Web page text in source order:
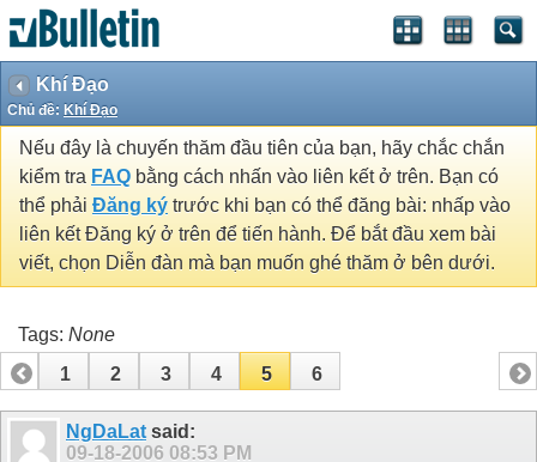
Khí Đạo
Chủ đề: Khí Đạo
Nếu đây là chuyến thăm đầu tiên của bạn, hãy chắc chắn
kiểm tra FAQ bằng cách nhấn vào liên kết ở trên. Bạn có
thể phải Đăng ký trước khi bạn có thể đăng bài: nhấp vào
liên kết Đăng ký ở trên để tiến hành. Để bắt đầu xem bài
viết, chọn Diễn đàn mà bạn muốn ghé thăm ở bên dưới.
Tags: None
1
2 3 4 5 6
NgDaLat said:
09-18-2006 08:53 PM